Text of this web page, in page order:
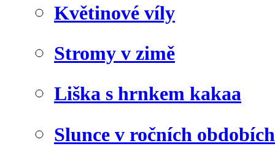
Květinové víly
Stromy v zimě
Liška s hrnkem kakaa
Slunce v ročních obdobích